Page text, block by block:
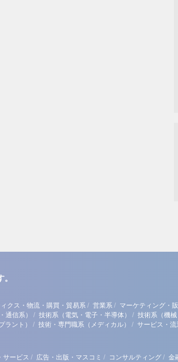
クス・物流・購買・貿易系 / 営業系 / マーケティング・
通信系） / 技術系（電気・電子・半導体） / 技術系（機械
ラント） / 技術・専門職系（メディカル） / サービス・流
サービス / 広告・出版・マスコミ / コンサルティング / 金